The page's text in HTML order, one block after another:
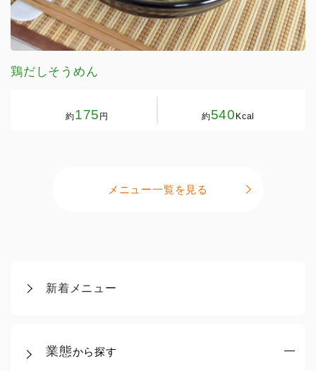
新着メニュー
業態から探す
鶏だしそうめん
約175 円 約540 Kcal
メニュー一覧を見る